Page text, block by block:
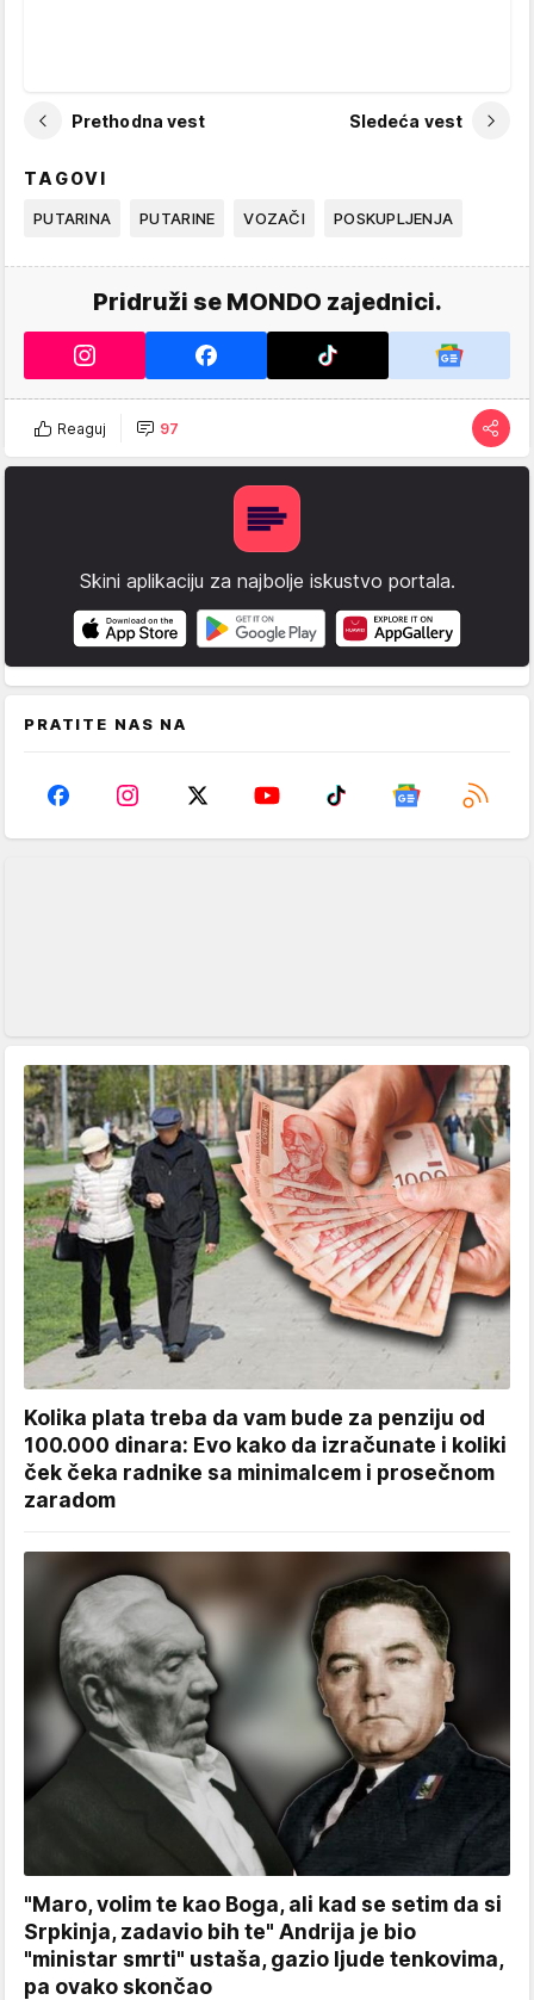
Prethodna vest Sledeća vest
TAGOVI
PUTARINA PUTARINE VOZAČI POSKUPLJENJA
Pridruži se MONDO zajednici.
Reaguj 97
Skini aplikaciju za najbolje iskustvo portala.
PRATITE NAS NA
Kolika plata treba da vam bude za penziju od
100.000 dinara: Evo kako da izračunate i koliki
ček čeka radnike sa minimalcem i prosečnom
zaradom
"Maro, volim te kao Boga, ali kad se setim da si
Srpkinja, zadavio bih te" Andrija je bio
"ministar smrti" ustaša, gazio ljude tenkovima,
pa ovako skončao